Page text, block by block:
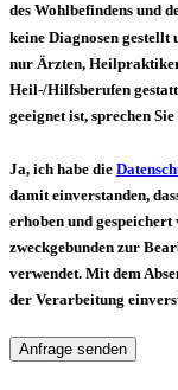
des Wohlbefindens und
keine Diagnosen
nur Ärzten,
Heil-/Hilfsberufen
geeignet ist, sprechen
Ja, ich habe die
damit einverstanden,
erhoben und
zweckgebunden zur
verwendet. Mit dem
der Verarbeitung
Anfrage senden